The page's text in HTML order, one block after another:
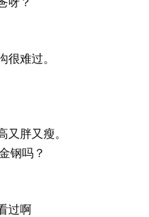
难过。
胖又瘦。
钢吗？
过啊